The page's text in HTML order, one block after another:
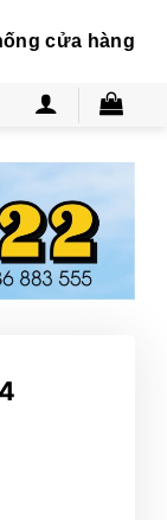
cửa hàng